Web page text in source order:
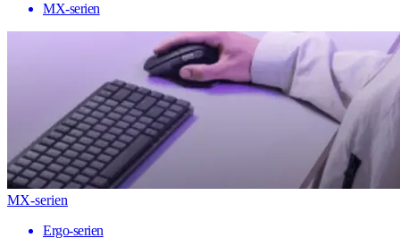
MX-serien
MX-serien
Ergo-serien